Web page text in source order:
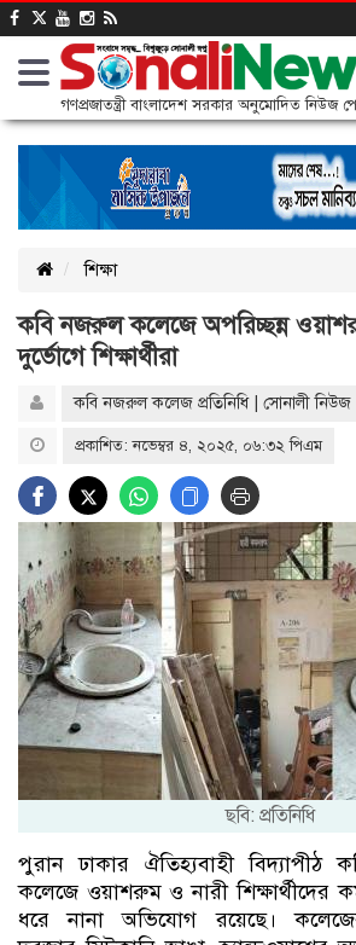
গণপ্রজাতন্ত্রী বাংলাদেশ সরকার অনুমোদিত নিউজ
শিক্ষা
কবি নজরুল কলেজে অপরিচ্ছন্ন
দুর্ভোগে শিক্ষার্থীরা
কবি নজরুল কলেজ প্রতিনিধি | সোনালী নিউজ
প্রকাশিত: নভেম্বর ৪, ২০২৫, ০৬:৩২ পিএম
ছবি: প্রতিনিধি
পুরান ঢাকার ঐতিহ্যবাহী
কলেজে ওয়াশরুম ও নারী শিক্ষার্থীদের
ধরে নানা অভিযোগ রয়েছে।